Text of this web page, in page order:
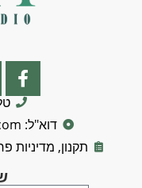
דוא"ל: RHdesign.Store@Gmail.com
תקנון, מדיניות